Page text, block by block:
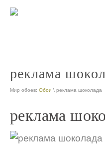
реклама
Мир обоев: Обои \ реклама шоколада
реклама